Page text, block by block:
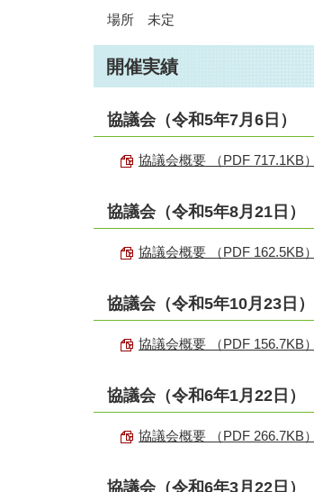
場所 未定
開催実績
協議会（令和5年7月6日）
協議会概要 （PDF 717.1KB）
協議会（令和5年8月21日）
協議会概要 （PDF 162.5KB）
協議会（令和5年10月23日）
協議会概要 （PDF 156.7KB）
協議会（令和6年1月22日）
協議会概要 （PDF 266.7KB）
協議会（令和6年3月22日）